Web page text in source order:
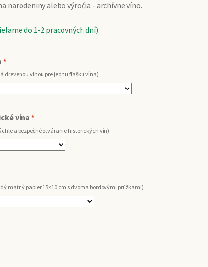
narodeniny alebo výročia - archívne víno.
do 1-2 pracovných dní)
*
drevenou vlnou pre jednu fľašku vína)
vína *
a bezpečné otváranie historických vín)
matný papier 15×10 cm s dvoma bordovými prúžkami)